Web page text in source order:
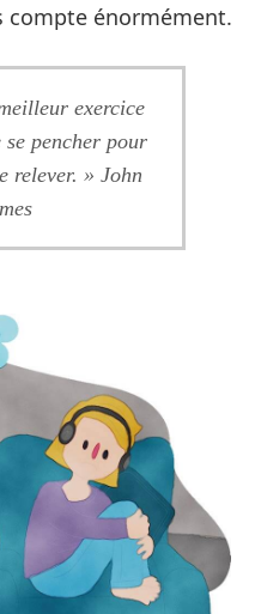
compte énormément.
exercice
pencher pour
relever. » John